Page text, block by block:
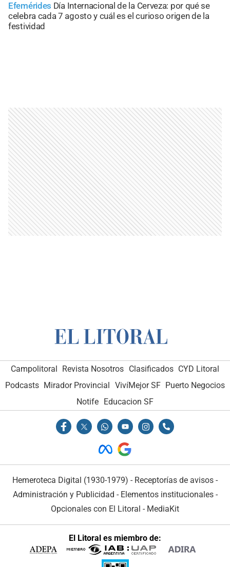
Efemérides Día Internacional de la Cerveza: por qué se
celebra cada 7 agosto y cuál es el curioso origen de la
festividad
Campolitoral Revista Nosotros Clasificados CYD Litoral
Podcasts Mirador Provincial VivíMejor SF Puerto Negocios
Notife Educacion SF
Hemeroteca Digital (1930-1979) - Receptorías de avisos -
Administración y Publicidad - Elementos institucionales-
Opcionales con El Litoral - MediaKit
El Litoral es miembro de: